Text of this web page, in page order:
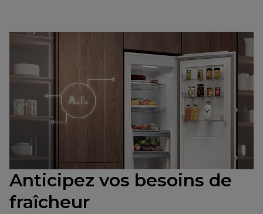
Anticipez vos besoins de
fraîcheur